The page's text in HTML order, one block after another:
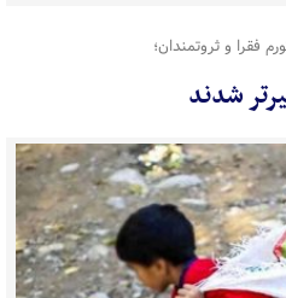
فقرا و ثروتمندان؛
شدند